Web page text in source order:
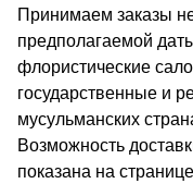
Принимаем заказы
предполагаемой
флористические
государственные и
мусульманских
Возможность
показана на